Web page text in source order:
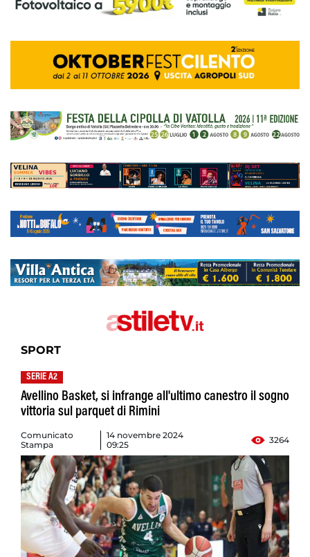
SPORT
SERIE A2
Avellino Basket, si infrange all'ultimo canestro il sogno
vittoria sul parquet di Rimini
Comunicato
Stampa
14 novembre 2024
09:25
3264